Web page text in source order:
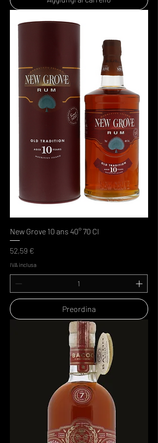
New Grove 10 ans 40° 70 Cl
Prezzo
52,59 €
IVA inclusa
Preordina